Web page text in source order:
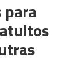
para